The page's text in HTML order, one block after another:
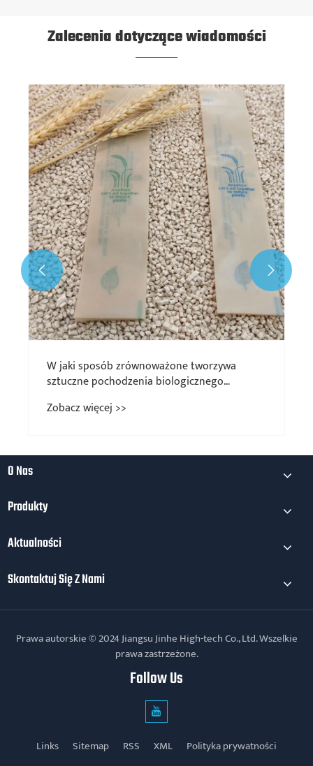
Zalecenia dotyczące wiadomości
W jaki sposób zrównoważone tworzywa
sztuczne pochodzenia biologicznego
Zobacz więcej >>
 
O Nas
Produkty
Aktualności
Skontaktuj Się Z Nami
Prawa autorskie © 2024 Jiangsu Jinhe High-tech Co., Ltd. Wszelkie
prawa zastrzeżone.
Follow Us
Links Sitemap RSS XML Polityka prywatności